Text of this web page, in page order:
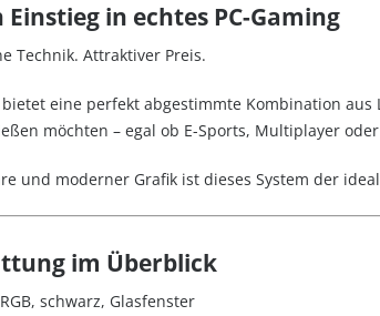
in echtes PC-Gaming
Technik. Attraktiver Preis.
bietet eine perfekt abgestimmte Kombination
möchten – egal ob E-Sports, Multiplayer
und moderner Grafik ist dieses System der
im Überblick
schwarz, Glasfenster